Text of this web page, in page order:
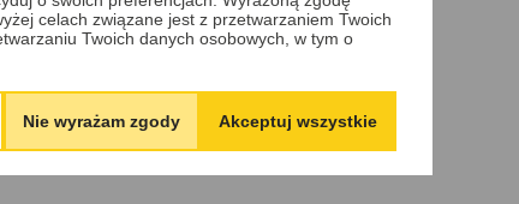
celach związane jest z przetwarzaniem Twoich
Twoich danych osobowych, w tym o
Nie wyrażam zgody Akceptuj wszystkie